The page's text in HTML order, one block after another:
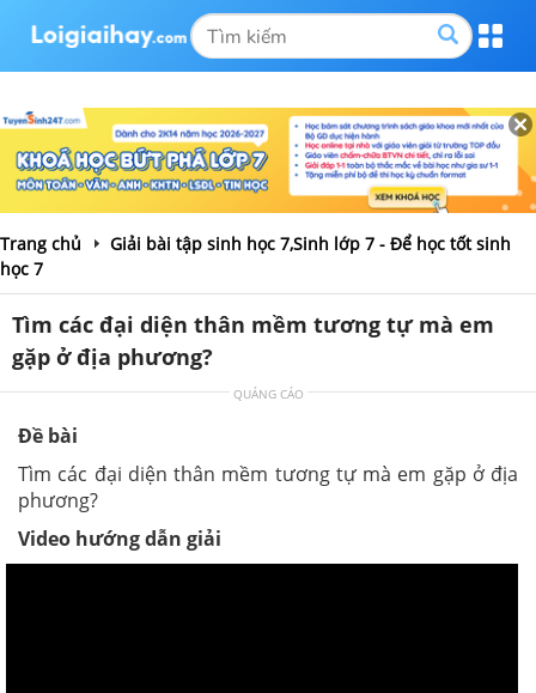
Trang chủ
Giải bài tập sinh học 7,Sinh lớp 7 - Để học tốt sinh
học 7
Tìm các đại diện thân mềm tương tự mà em
gặp ở địa phương?
QUẢNG CÁO
Đề bài
Tìm các đại diện thân mềm tương tự mà em gặp ở địa
phương?
Video hướng dẫn giải